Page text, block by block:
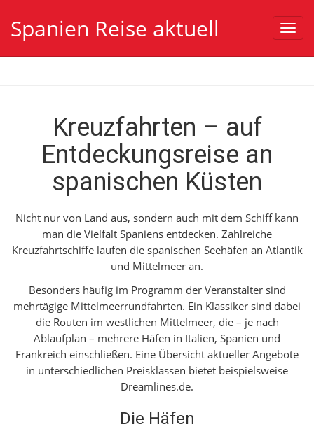
Spanien Reise aktuell
Kreuzfahrten – auf
Entdeckungsreise an
spanischen Küsten
Nicht nur von Land aus, sondern auch mit dem Schiff kann
man die Vielfalt Spaniens entdecken. Zahlreiche
Kreuzfahrtschiffe laufen die spanischen Seehäfen an Atlantik
und Mittelmeer an.
Besonders häufig im Programm der Veranstalter sind
mehrtägige Mittelmeerrundfahrten. Ein Klassiker sind dabei
die Routen im westlichen Mittelmeer, die – je nach
Ablaufplan – mehrere Häfen in Italien, Spanien und
Frankreich einschließen. Eine Übersicht aktueller Angebote
in unterschiedlichen Preisklassen bietet beispielsweise
Dreamlines.de.
Die Häfen